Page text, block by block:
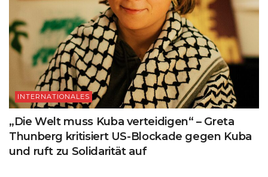
INTERNATIONALES
„Die Welt muss Kuba verteidigen“ – Greta
Thunberg kritisiert US-Blockade gegen Kuba
und ruft zu Solidarität auf